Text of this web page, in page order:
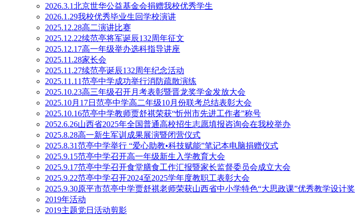
2026.3.1北京世华公益基金会捐赠我校优秀学生
2026.1.29我校优秀毕业生回学校演讲
2025.12.28高二演讲比赛
2025.12.22续范亭将军诞辰132周年征文
2025.12.17高一年级举办选科指导讲座
2025.11.28家长会
2025.11.27续范亭诞辰132周年纪念活动
2025.11.11范亭中学成功举行消防疏散演练
2025.10.23高三年级召开月考表彰暨晋龙奖学金发放大会
2025.10月17日范亭中学高二年级10月份联考总结表彰大会
2025.10.16范亭中学教师贾舒祺荣获“忻州市先进工作者”称号
2052.6.26山西省2025年全国普通高校招生志愿填报咨询会在我校举办
2025.8.28高一新生军训成果展演暨闭营仪式
2025.8.31范亭中学举行 “爱心助教•科技赋能”笔记本电脑捐赠仪式
2025.9.15范亭中学召开高一年级新生入学教育大会
2025.9.17范亭中学召开食堂膳食工作汇报暨家长监督委员会成立大会
2025.9.22范亭中学召开2024至2025学年度教职工表彰大会
2025.9.30原平市范亭中学贾舒祺老师荣获山西省中小学特色“大思政课”优秀教学设计奖
2019年活动
2019主题党日活动剪影